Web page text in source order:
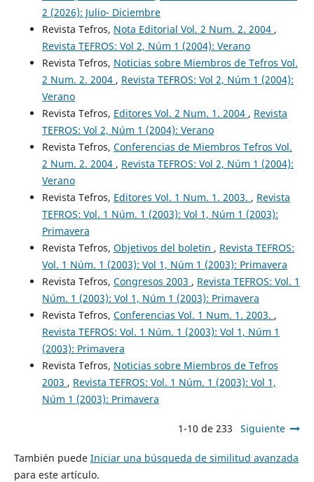
2 (2026): Julio- Diciembre
Revista Tefros, Nota Editorial Vol. 2 Num. 2. 2004 ,
Revista TEFROS: Vol 2, Núm 1 (2004): Verano
Revista Tefros, Noticias sobre Miembros de Tefros Vol.
2 Num. 2. 2004 , Revista TEFROS: Vol 2, Núm 1 (2004):
Verano
Revista Tefros, Editores Vol. 2 Num. 1. 2004 , Revista
TEFROS: Vol 2, Núm 1 (2004): Verano
Revista Tefros, Conferencias de Miembros Tefros Vol.
2 Num. 2. 2004 , Revista TEFROS: Vol 2, Núm 1 (2004):
Verano
Revista Tefros, Editores Vol. 1 Num. 1. 2003. , Revista
TEFROS: Vol. 1 Núm. 1 (2003): Vol 1, Núm 1 (2003):
Primavera
Revista Tefros, Objetivos del boletin , Revista TEFROS:
Vol. 1 Núm. 1 (2003): Vol 1, Núm 1 (2003): Primavera
Revista Tefros, Congresos 2003 , Revista TEFROS: Vol. 1
Núm. 1 (2003): Vol 1, Núm 1 (2003): Primavera
Revista Tefros, Conferencias Vol. 1 Num. 1. 2003. ,
Revista TEFROS: Vol. 1 Núm. 1 (2003): Vol 1, Núm 1
(2003): Primavera
Revista Tefros, Noticias sobre Miembros de Tefros
2003 , Revista TEFROS: Vol. 1 Núm. 1 (2003): Vol 1,
Núm 1 (2003): Primavera
1-10 de 233 Siguiente
También puede Iniciar una búsqueda de similitud avanzada
para este artículo.